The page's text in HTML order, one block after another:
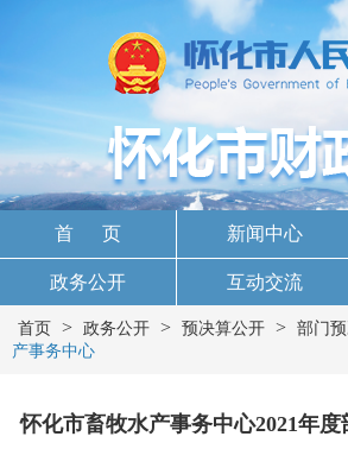
首 页 新闻中心
政务公开 互动交流
首页 > 政务公开 > 预决算公开 > 部门
产事务中心
怀化市畜牧水产事务中心2021年度